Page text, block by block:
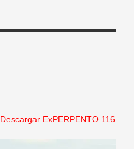
Descargar ExPERPENTO 116